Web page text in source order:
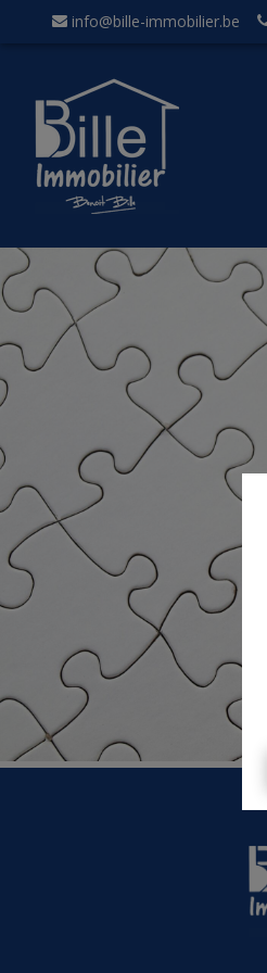
info@bille-immobilier.be